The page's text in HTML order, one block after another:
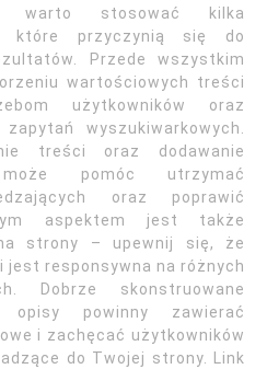
warto stosować kilka
które przyczynią się do
Przede wszystkim
wartościowych treści
użytkowników oraz
wyszukiwarkowych.
treści oraz dodawanie
pomóc utrzymać
oraz poprawić
aspektem jest także
strony – upewnij się, że
jest responsywna na różnych
Dobrze skonstruowane
powinny zawierać
i zachęcać użytkowników
do Twojej strony. Link